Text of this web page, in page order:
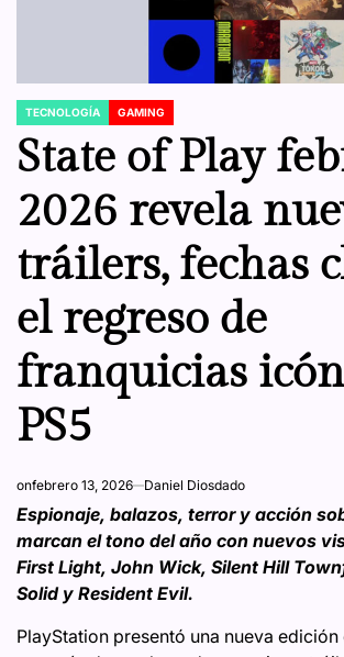
POSTED
IN
TECNOLOGÍA GAMING
State of Play
2026 revela
tráilers, fechas
el regreso de
franquicias
PS5
onfebrero 13, 2026 Daniel Diosdado
Espionaje, balazos, terror y acción
marcan el tono del año con nuevos
First Light, John Wick, Silent Hill
Solid y Resident Evil.
PlayStation presentó una nueva